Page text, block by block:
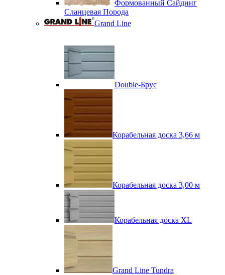
Формованный Сайдинг
Сланцевая Порода
Grand Line
Double-Брус
Корабельная доска 3,66 м
Корабельная доска 3,00 м
Корабельная доска XL
Grand Line Tundra